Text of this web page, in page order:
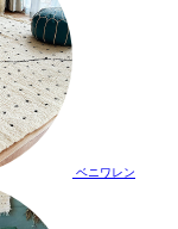
ベニワレン